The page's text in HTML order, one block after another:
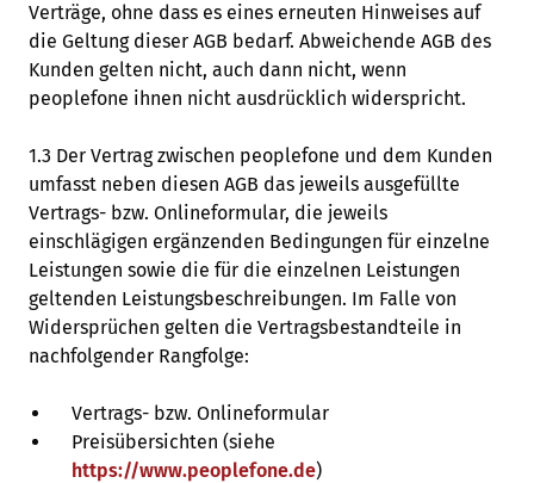
Verträge, ohne dass es eines erneuten Hinweises auf
die Geltung dieser AGB bedarf. Abweichende AGB des
Kunden gelten nicht, auch dann nicht, wenn
peoplefone ihnen nicht ausdrücklich widerspricht.
1.3 Der Vertrag zwischen peoplefone und dem Kunden
umfasst neben diesen AGB das jeweils ausgefüllte
Vertrags- bzw. Onlineformular, die jeweils
einschlägigen ergänzenden Bedingungen für einzelne
Leistungen sowie die für die einzelnen Leistungen
geltenden Leistungsbeschreibungen. Im Falle von
Widersprüchen gelten die Vertragsbestandteile in
nachfolgender Rangfolge:
Vertrags- bzw. Onlineformular
Preisübersichten (siehe
https://www.peoplefone.de)